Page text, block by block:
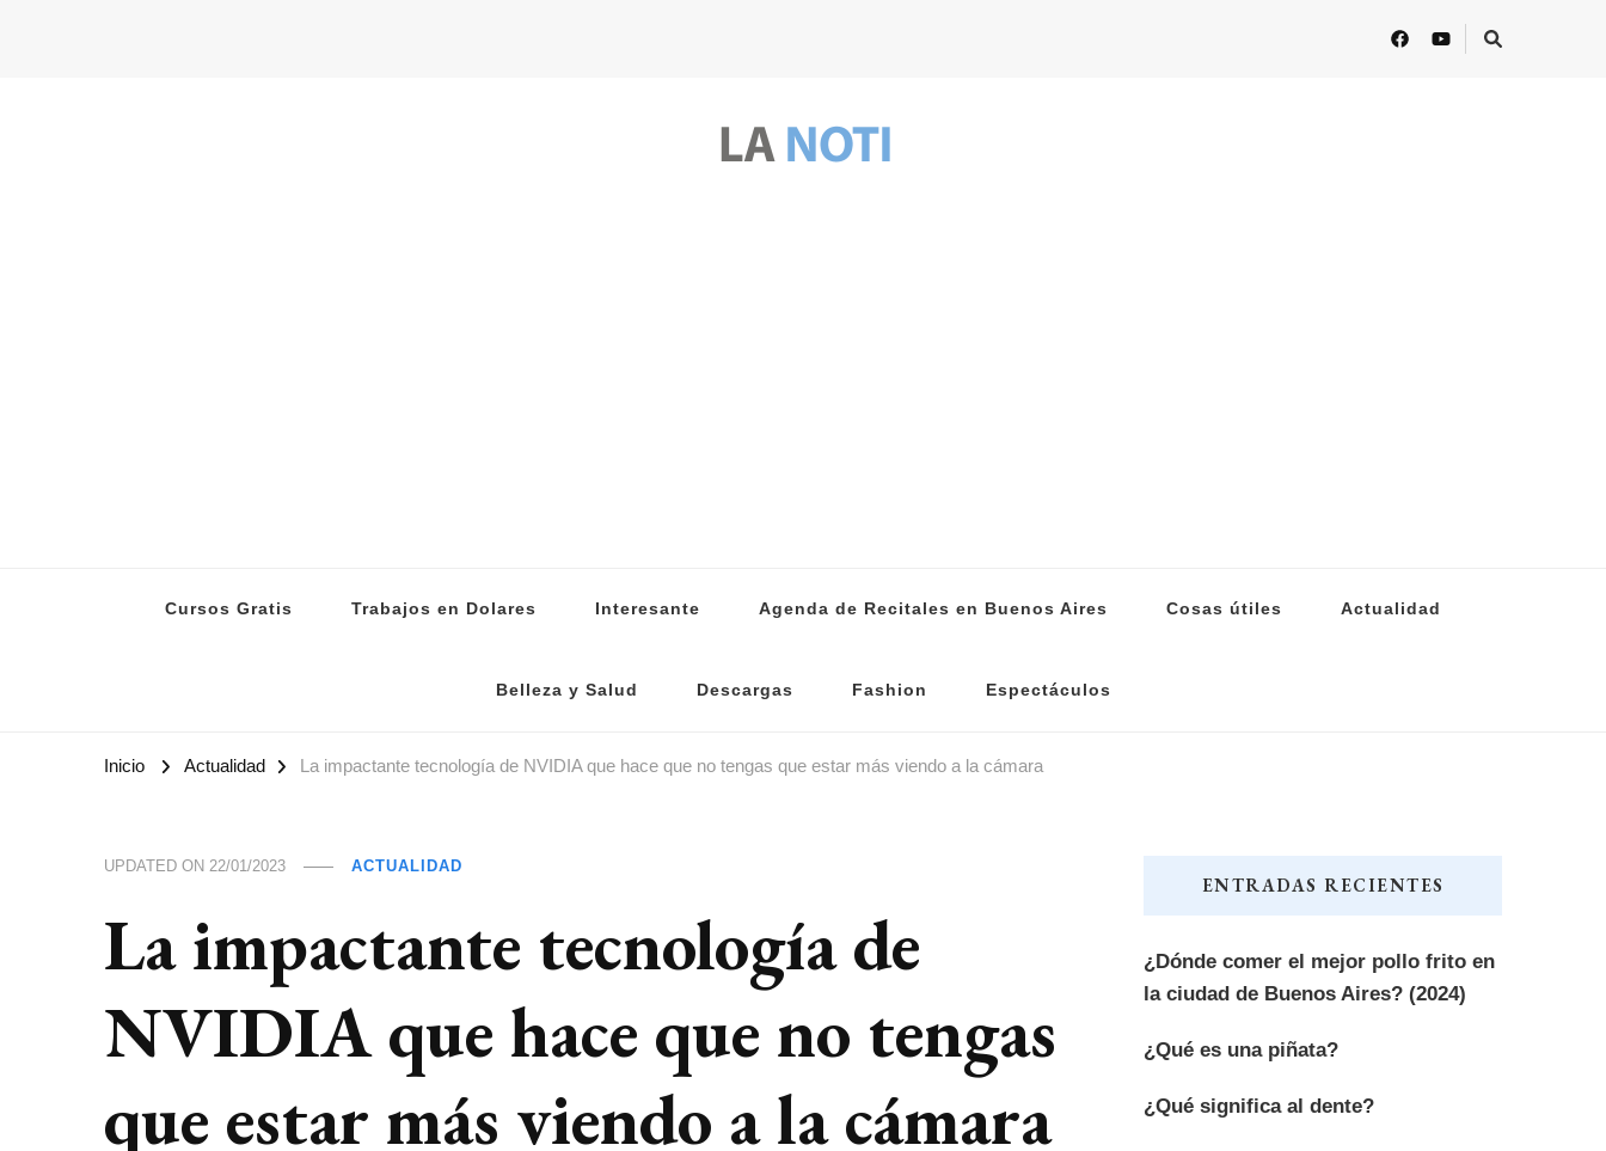
Cursos Gratis Trabajos en Dolares Interesante Agenda de Recitales en Buenos Aires Cosas útiles Actualidad
Belleza y Salud Descargas Fashion Espectáculos
Inicio Actualidad La impactante tecnología de NVIDIA que hace que no tengas que estar más viendo a la cámara
UPDATED ON 22/01/2023 ACTUALIDAD
La impactante tecnología de
NVIDIA que hace que no tengas
que estar más viendo a la cámara
ENTRADAS RECIENTES
¿Dónde comer el mejor pollo frito en
la ciudad de Buenos Aires? (2024)
¿Qué es una piñata?
¿Qué significa al dente?